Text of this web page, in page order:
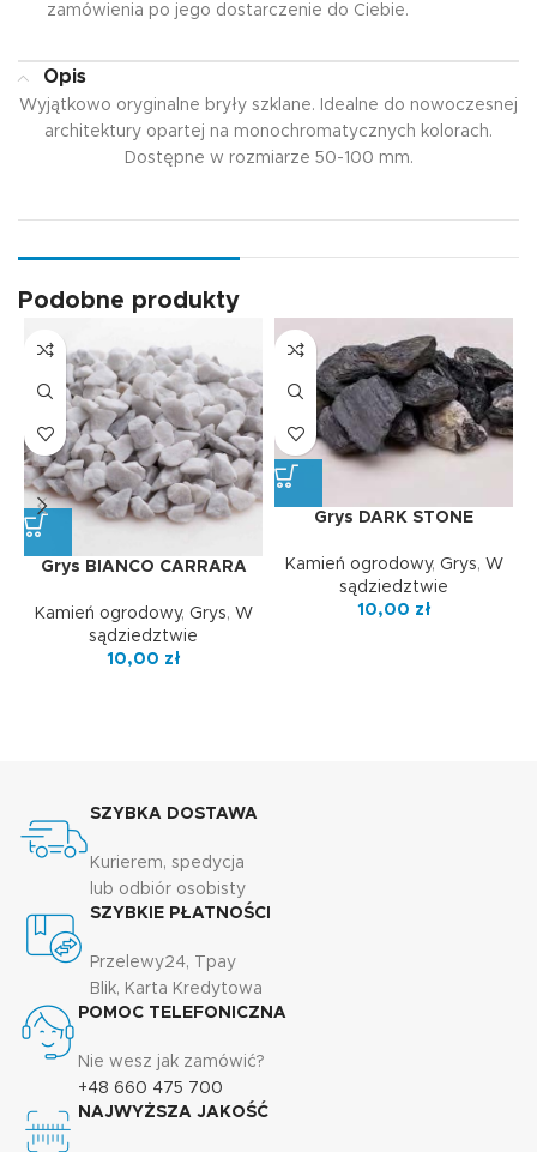
zamówienia po jego dostarczenie do Ciebie.
Opis
Wyjątkowo oryginalne bryły szklane. Idealne do nowoczesnej
architektury opartej na monochromatycznych kolorach.
Dostępne w rozmiarze 50-100 mm.
Podobne produkty
Grys BIANCO CARRARA
Kamień ogrodowy, Grys, W
sądziedztwie
10,00 zł
Grys DARK STONE
Kamień ogrodowy, Grys, W
sądziedztwie
10,00 zł
SZYBKA DOSTAWA
Kurierem, spedycja
lub odbiór osobisty
SZYBKIE PŁATNOŚCI
Przelewy24, Tpay
Blik, Karta Kredytowa
POMOC TELEFONICZNA
Nie wesz jak zamówić?
+48 660 475 700
NAJWYŻSZA JAKOŚĆ